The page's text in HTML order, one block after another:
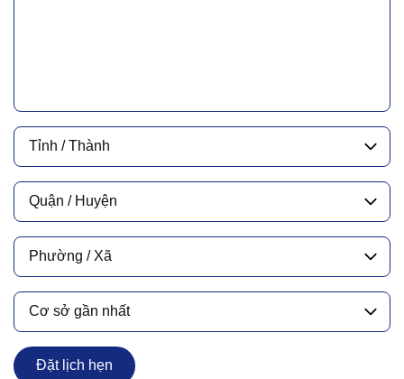
Tỉnh / Thành
Quận / Huyện
Phường / Xã
Cơ sở gần nhất
Đặt lịch hẹn